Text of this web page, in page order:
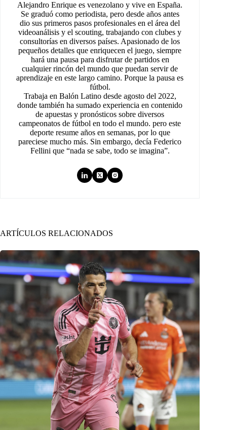
Alejandro Enrique es venezolano y vive en España.
Se graduó como periodista, pero desde años antes
dio sus primeros pasos profesionales en el área del
videoanálisis y el scouting, trabajando con clubes y
consultorías en diversos países. Apasionado de los
pequeños detalles que enriquecen el juego, siempre
hará una pausa para disfrutar de partidos en
cualquier rincón del mundo que puedan servir de
aprendizaje en este largo camino. Porque la pausa es
fútbol.
Trabaja en Balón Latino desde agosto del 2022,
donde también ha sumado experiencia en contenido
de apuestas y pronósticos sobre diversos
campeonatos de fútbol en todo el mundo. pero este
deporte resume años en semanas, por lo que
pareciese mucho más. Sin embargo, decía Federico
Fellini que “nada se sabe, todo se imagina”.
ARTÍCULOS RELACIONADOS